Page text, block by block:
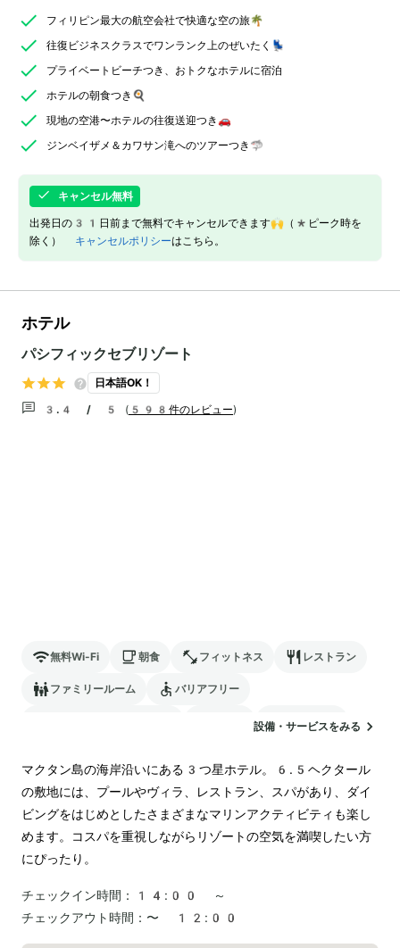
フィリピン最大の航空会社で快適な空の旅🌴
往復ビジネスクラスでワンランク上のぜいたく💺
プライベートビーチつき、おトクなホテルに宿泊
ホテルの朝食つき🍳
現地の空港〜ホテルの往復送迎つき🚗
ジンベイザメ＆カワサン滝へのツアーつき🦈
キャンセル無料
出発日の31日前まで無料でキャンセルできます🙌（*ピーク時を
除く） キャンセルポリシーはこちら。
ホテル
パシフィックセブリゾート
日本語OK！
3.4 / 5 ( 598件のレビュー)
無料Wi-Fi 朝食 フィットネス レストラン
ファミリールーム バリアフリー
ランドリー
設備・サービスをみる
マクタン島の海岸沿いにある3つ星ホテル。6.5ヘクタール
の敷地には、プールやヴィラ、レストラン、スパがあり、ダイ
ビングをはじめとしたさまざまなマリンアクティビティも楽し
めます。コスパを重視しながらリゾートの空気を満喫したい方
にぴったり。
チェックイン時間：
14:00 ～
チェックアウト時間： 〜 12:00